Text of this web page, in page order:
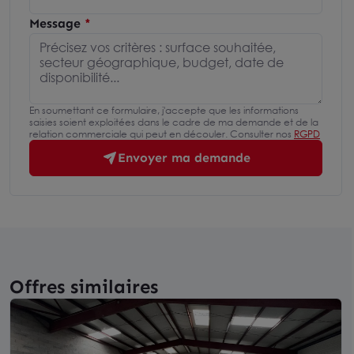
Message
En soumettant ce formulaire, j'accepte que les informations
saisies soient exploitées dans le cadre de ma demande et de la
relation commerciale qui peut en découler. Consulter nos RGPD
Envoyer ma demande
Offres similaires